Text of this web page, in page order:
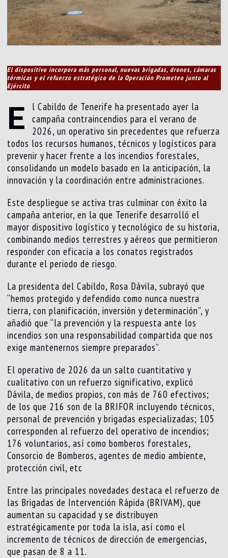
El dispositivo incorpora más personal, nuevas brigadas, drones, cámaras
térmicas y el refuerzo estratégico de la Operación Prometeo junto al
Ejército
E
l Cabildo de Tenerife ha presentado ayer la
campaña contraincendios para el verano de
2026, un operativo sin precedentes que refuerza
todos los recursos humanos, técnicos y logísticos para
prevenir y hacer frente a los incendios forestales,
consolidando un modelo basado en la anticipación, la
innovación y la coordinación entre administraciones.
Este despliegue se activa tras culminar con éxito la
campaña anterior, en la que Tenerife desarrolló el
mayor dispositivo logístico y tecnológico de su historia,
combinando medios terrestres y aéreos que permitieron
responder con eficacia a los conatos registrados
durante el periodo de riesgo.
La presidenta del Cabildo, Rosa Dávila, subrayó que
“hemos protegido y defendido como nunca nuestra
tierra, con planificación, inversión y determinación”, y
añadió que “la prevención y la respuesta ante los
incendios son una responsabilidad compartida que nos
exige mantenernos siempre preparados”.
El operativo de 2026 da un salto cuantitativo y
cualitativo con un refuerzo significativo, explicó
Dávila, de medios propios, con más de 760 efectivos;
de los que 216 son de la BRIFOR incluyendo técnicos,
personal de prevención y brigadas especializadas; 105
corresponden al refuerzo del operativo de incendios;
176 voluntarios, así como bomberos forestales,
Consorcio de Bomberos, agentes de medio ambiente,
protección civil, etc
Entre las principales novedades destaca el refuerzo de
las Brigadas de Intervención Rápida (BRIVAM), que
aumentan su capacidad y se distribuyen
estratégicamente por toda la isla, así como el
incremento de técnicos de dirección de emergencias,
que pasan de 8 a 11.